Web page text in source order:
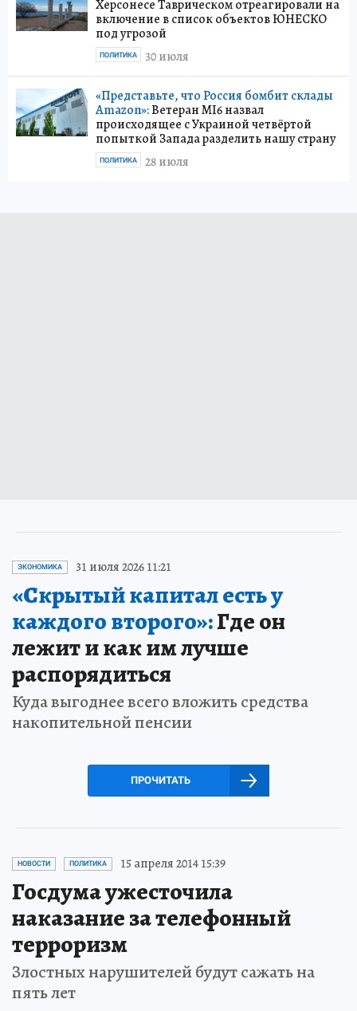
Херсонесе Таврическом отреагировали на
включение в список объектов ЮНЕСКО
под угрозой
30 июля
ПОЛИТИКА
«Представьте, что Россия бомбит склады
Amazon»:Ветеран MI6 назвал
происходящее с Украиной четвёртой
попыткой Запада разделить нашу страну
28 июля
ПОЛИТИКА
ЭКОНОМИКА 31 июля 2026 11:21
«Скрытый капитал есть у
каждого второго»:Где он
лежит и как им лучше
распорядиться
Куда выгоднее всего вложить средства
накопительной пенсии
ПРОЧИТАТЬ
НОВОСТИ ПОЛИТИКА 15 апреля 2014 15:39
Госдума ужесточила
наказание за телефонный
терроризм
Злостных нарушителей будут сажать на
пять лет